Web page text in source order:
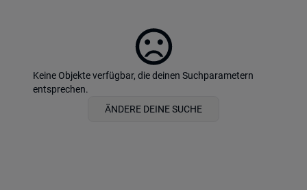
Keine Objekte verfügbar, die deinen Suchparametern
entsprechen.
ÄNDERE DEINE SUCHE